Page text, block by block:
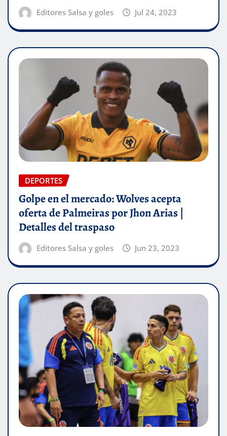
Editores Salsa y goles Jul 24, 2023
DEPORTES
Golpe en el mercado: Wolves acepta
oferta de Palmeiras por Jhon Arias |
Detalles del traspaso
Editores Salsa y goles Jun 23, 2023